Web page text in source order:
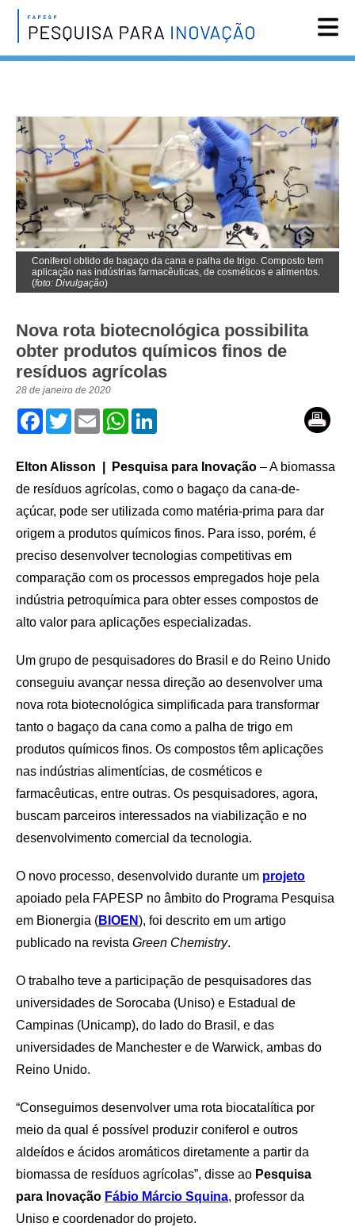
Agenda
Vídeos
Assine
English
Coniferol obtido de bagaço da cana e palha de trigo. Composto tem
aplicação nas indústrias farmacêuticas, de cosméticos e alimentos.
(foto: Divulgação)
Nova rota biotecnológica possibilita
obter produtos químicos finos de
resíduos agrícolas
28 de janeiro de 2020
Facebook
TwitterEmailWhatsApp
Elton Alisson | Pesquisa para Inovação – A biomassa
de resíduos agrícolas, como o bagaço da cana-de-
açúcar, pode ser utilizada como matéria-prima para dar
origem a produtos químicos finos. Para isso, porém, é
preciso desenvolver tecnologias competitivas em
comparação com os processos empregados hoje pela
indústria petroquímica para obter esses compostos de
alto valor para aplicações especializadas.
Um grupo de pesquisadores do Brasil e do Reino Unido
conseguiu avançar nessa direção ao desenvolver uma
nova rota biotecnológica simplificada para transformar
tanto o bagaço da cana como a palha de trigo em
produtos químicos finos. Os compostos têm aplicações
nas indústrias alimentícias, de cosméticos e
farmacêuticas, entre outras. Os pesquisadores, agora,
buscam parceiros interessados na viabilização e no
desenvolvimento comercial da tecnologia.
O novo processo, desenvolvido durante um projeto
apoiado pela FAPESP no âmbito do Programa Pesquisa
em Bionergia (BIOEN), foi descrito em um artigo
publicado na revista Green Chemistry.
O trabalho teve a participação de pesquisadores das
universidades de Sorocaba (Uniso) e Estadual de
Campinas (Unicamp), do lado do Brasil, e das
universidades de Manchester e de Warwick, ambas do
Reino Unido.
“Conseguimos desenvolver uma rota biocatalítica por
meio da qual é possível produzir coniferol e outros
aldeídos e ácidos aromáticos diretamente a partir da
biomassa de resíduos agrícolas”, disse ao Pesquisa
para Inovação Fábio Márcio Squina, professor da
Uniso e coordenador do projeto.